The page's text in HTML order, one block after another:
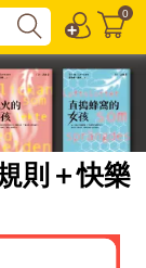
0
則＋快樂